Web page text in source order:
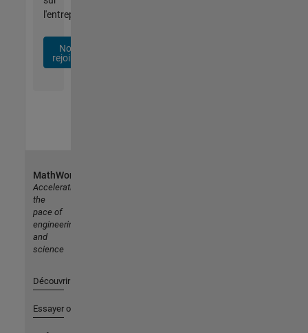
l'entreprise.
Nous
rejoindre
MathWorks
Accelerating
the
pace of
engineering
and
science
Découvrir les produits
Essayer ou acheter